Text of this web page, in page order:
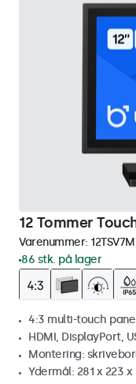
12 Tommer
Varenummer: 12TSV7M
86 stk. på lager
4:3 multi-touch
HDMI, DisplayPort,
Montering:
Ydermål: 281 x 223